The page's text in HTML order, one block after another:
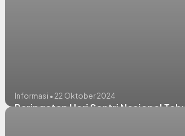
Informasi • 22 Oktober 2024
Peringatan Hari Santri Nasional